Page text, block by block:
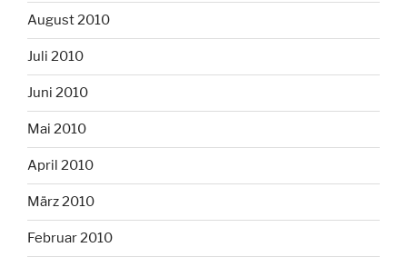
August 2010
Juli 2010
Juni 2010
Mai 2010
April 2010
März 2010
Februar 2010